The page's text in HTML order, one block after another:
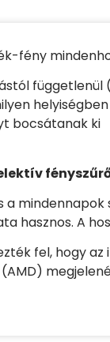
fény
függetlenül
bocsátanak ki
a
hasznos. A
fel, hogy